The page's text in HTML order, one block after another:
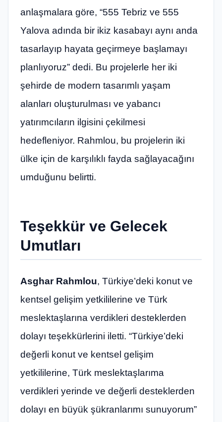
anlaşmalara göre, “555 Tebriz ve 555
Yalova adında bir ikiz kasabayı aynı anda
tasarlayıp hayata geçirmeye başlamayı
planlıyoruz” dedi. Bu projelerle her iki
şehirde de modern tasarımlı yaşam
alanları oluşturulması ve yabancı
yatırımcıların ilgisini çekilmesi
hedefleniyor. Rahmlou, bu projelerin iki
ülke için de karşılıklı fayda sağlayacağını
umduğunu belirtti.
Teşekkür ve Gelecek
Umutları
Asghar Rahmlou, Türkiye’deki konut ve
kentsel gelişim yetkililerine ve Türk
meslektaşlarına verdikleri desteklerden
dolayı teşekkürlerini iletti. “Türkiye’deki
değerli konut ve kentsel gelişim
yetkililerine, Türk meslektaşlarıma
verdikleri yerinde ve değerli desteklerden
dolayı en büyük şükranlarımı sunuyorum”